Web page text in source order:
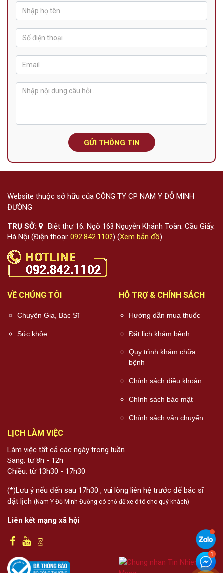
GỬI THÔNG TIN
Website thuộc sở hữu của CÔNG TY CP NAM Y ĐỖ MINH
ĐƯỜNG
TRỤ SỞ:
Biệt thự 16, Ngõ 168 Nguyễn Khánh Toàn, Cầu Giấy,
Hà Nội (Điện thoại: 092.842.1102) (Xem bản đồ)
VỀ CHÚNG TÔI
Chuyên Gia, Bác Sĩ
Sức khỏe
HỖ TRỢ & CHÍNH SÁCH
Hướng dẫn mua thuốc
Đặt lịch khám bệnh
Quy trình khám chữa
bệnh
Chính sách điều khoản
Chính sách bảo mật
Chính sách vận chuyển
LỊCH LÀM VIỆC
Làm việc tất cả các ngày trong tuần
Sáng: từ 8h - 12h
Chiều: từ 13h30 - 17h30
(*)Lưu ý nếu đến sau 17h30 , vui lòng liên hệ trước để bác sĩ
đặt lịch (Nam Y Đỗ Minh Đường có chỗ để xe ô tô cho quý khách)
Liên kết mạng xã hội